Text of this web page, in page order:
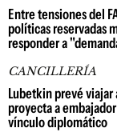
Entre tensiones del
políticas reservadas
responder a
CANCILLERÍA
Lubetkin prevé viajar
proyecta a
vínculo diplomático